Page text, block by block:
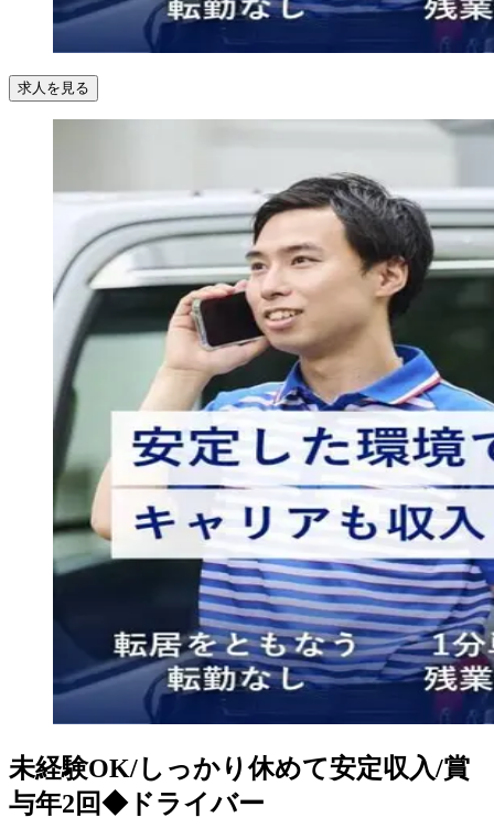
求人を見る
未経験OK/しっかり休めて安定収入/賞
与年2回◆ドライバー